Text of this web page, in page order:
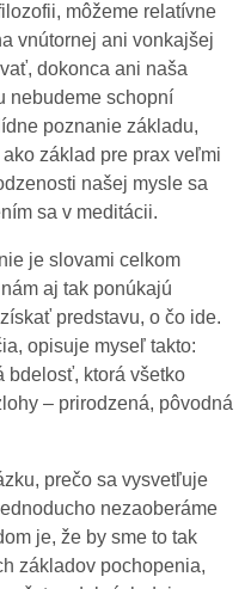
môžeme relatívne
vnútornej ani vonkajšej
dokonca ani naša
nebudeme schopní
poznanie základu,
základ pre prax veľmi
našej mysle sa
sa v meditácii.
je slovami celkom
aj tak ponúkajú
predstavu, o čo ide.
opisuje myseľ takto:
bdelosť, ktorá všetko
– prirodzená, pôvodná
prečo sa vysvetľuje
nezaoberáme
je, že by sme to tak
základov pochopenia,